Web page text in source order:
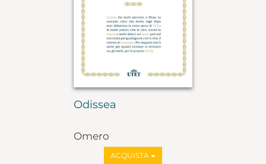
Odissea
Omero
ACQUISTA